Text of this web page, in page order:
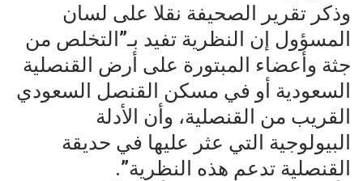
وذكر تقرير الصحيفة نقلا على لسان
المسؤول إن النظرية تفيد بـ”التخلص من
جثة وأعضاء المبتورة على أرض القنصلية
السعودية أو في مسكن القنصل السعودي
القريب من القنصلية، وأن الأدلة
البيولوجية التي عثر عليها في حديقة
القنصلية تدعم هذه النظرية”.